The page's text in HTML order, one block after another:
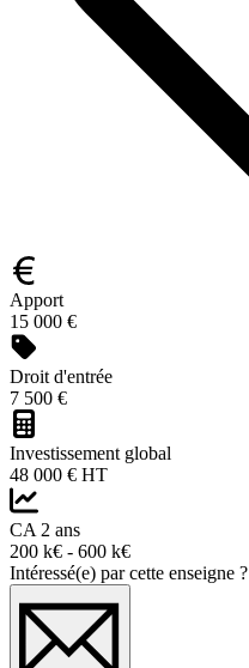
Apport
15 000 €
Droit d'entrée
7 500 €
Investissement global
48 000 € HT
CA 2 ans
200 k€ - 600 k€
Intéressé(e) par cette enseigne ?